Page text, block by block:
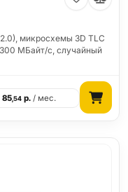
микросхемы 3D TLC
МБайт/с, случайный
85,54 р. / мес.